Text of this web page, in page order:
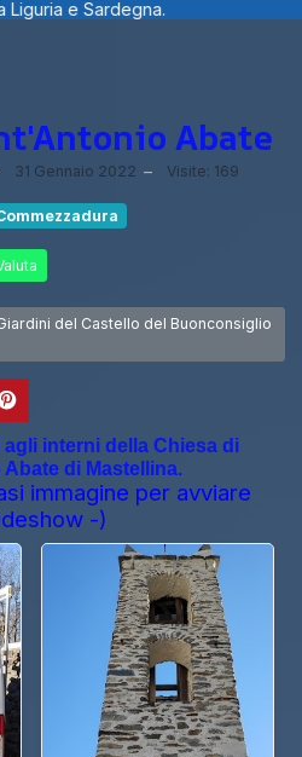
Sardegna.
Abate
31 Gennaio 2022 Visite: 169
ombre del legno
successivo: Giardini del Castello
del Castello del Buonconsiglio
interni della Chiesa di
di Mastellina.
immagine per avviare
-)